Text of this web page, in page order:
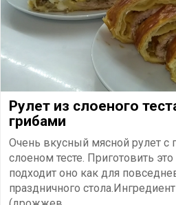
Рулет из слоеного
грибами
Очень вкусный мясной рулет с
слоеном тесте. Приготовить
подходит оно как для
праздничного